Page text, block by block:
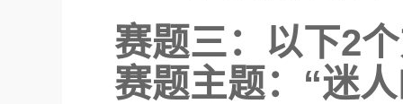
赛题三：以下2
赛题主题：“迷